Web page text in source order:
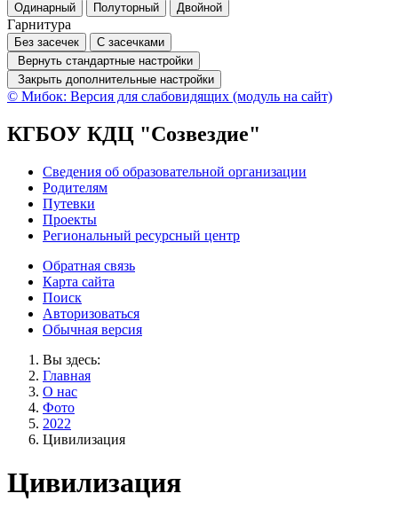
Одинарный Полуторный Двойной
Гарнитура
Без засечек
С засечками
Вернуть стандартные настройки
Закрыть дополнительные настройки
© Мибок: Версия для слабовидящих (модуль на сайт)
КГБОУ КДЦ "Созвездие"
Сведения об образовательной организации
Родителям
Путевки
Проекты
Региональный ресурсный центр
Обратная связь
Карта сайта
Поиск
Авторизоваться
Обычная версия
Вы здесь:
Главная
О нас
Фото
2022
Цивилизация
Цивилизация